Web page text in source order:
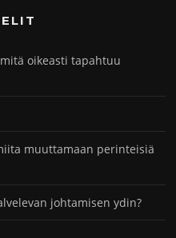
oikeasti tapahtuu
muuttamaan perinteisiä
johtamisen ydin?